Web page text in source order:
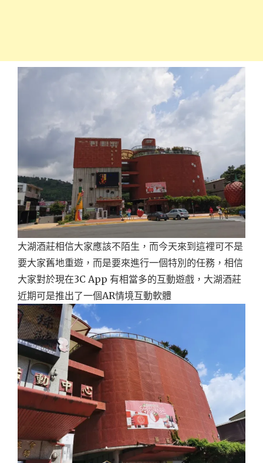
大湖酒莊相信大家應該不陌生，而今天來到這裡可不是
要大家舊地重遊，而是要來進行一個特別的任務，相信
大家對於現在3C App 有相當多的互動遊戲，大湖酒莊
近期可是推出了一個AR情境互動軟體